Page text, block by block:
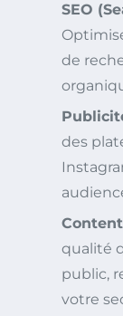
SEO
de
des
qualité
public,
votre